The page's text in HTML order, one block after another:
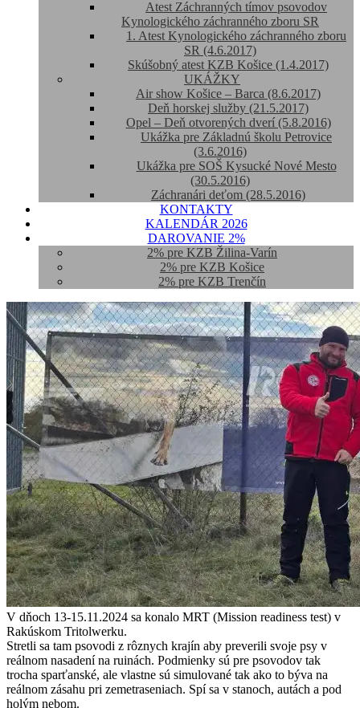
Atest Záchranných tímov psovodov
Kynologického záchranného zboru SR
1. Atest Kynologického záchranného zboru
SR (4.6.2017)
Skúšobný atest KZB Košice (1.4.2017)
UKÁŽKY
Air show Košice – Barca (8.6.2017)
Deň horskej služby (21.5.2017)
Opel – Deň otvorených dverí (5.8.2016)
Ukážka pre Základnú školu Petrovice
(3.6.2016)
Ukážka pre SOŠ Kysucké Nové Mesto
(30.5.2016)
Záchranári deťom (28.5.2016)
KONTAKTY
KALENDÁR 2026
DAROVANIE 2%
2% pre KZB Žilina-Varín
2% pre KZB Košice
2% pre KZB Trenčín
V dňoch 13-15.11.2024 sa konalo MRT (Mission readiness test) v
Rakúskom Tritolwerku.
Stretli sa tam psovodi z rôznych krajín aby preverili svoje psy v
reálnom nasadení na ruinách. Podmienky sú pre psovodov tak
trocha sparťanské, ale vlastne sú simulované tak ako to býva na
reálnom zásahu pri zemetraseniach. Spí sa v stanoch, autách a pod
holým nebom.